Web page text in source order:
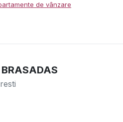
de vânzare